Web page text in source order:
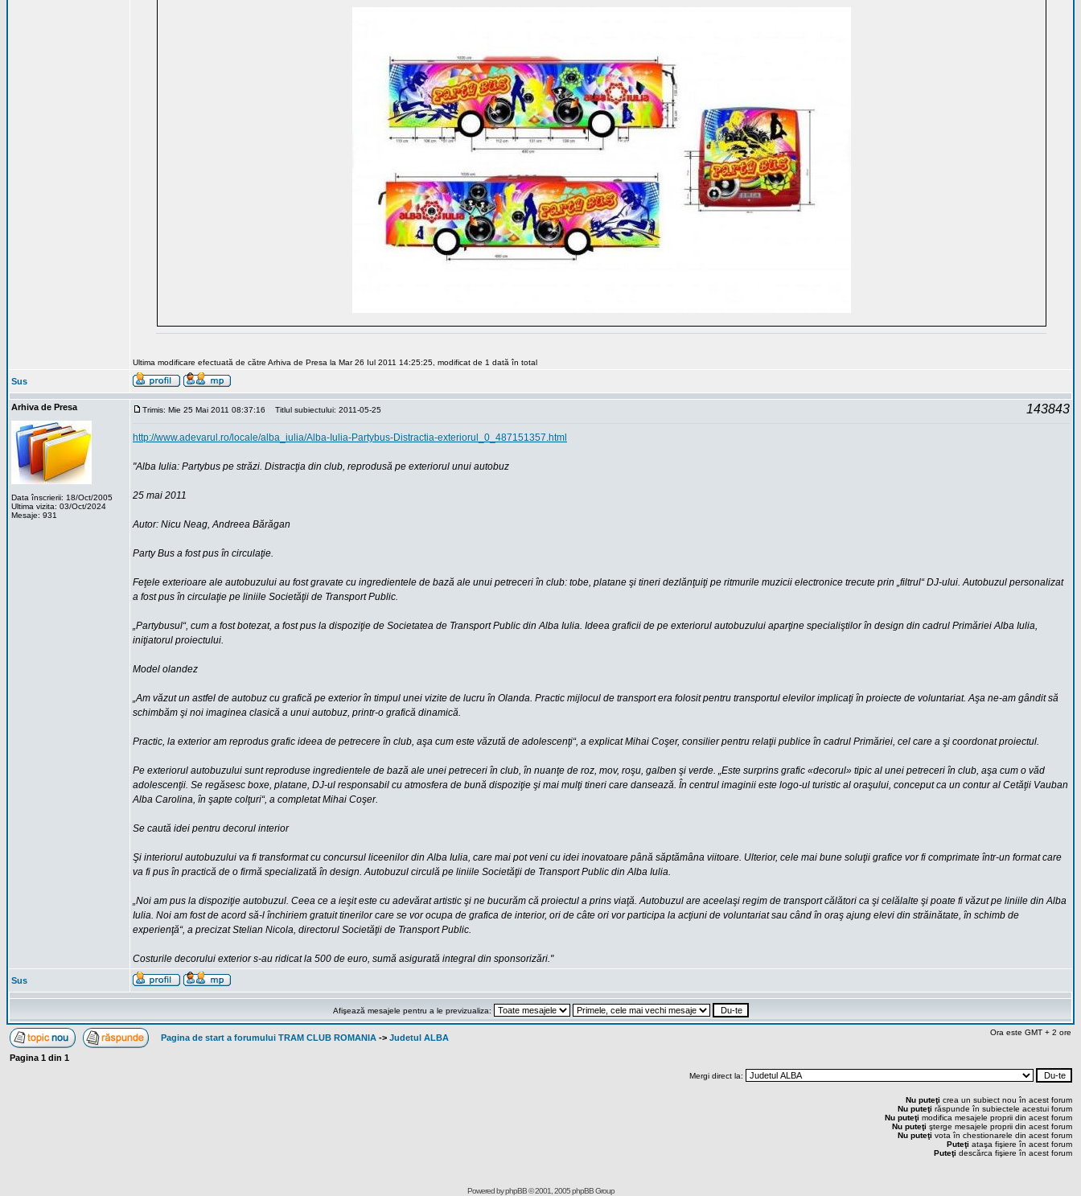
Ultima modificare efectuată de către Arhiva de Presa la Mar 26 Iul 2011 14:25:25, modificat de 1 dată în total
Sus
Arhiva de Presa
Data înscrierii: 18/Oct/2005
Ultima vizita: 03/Oct/2024
Mesaje: 931
Trimis: Mie 25 Mai 2011 08:37:16 Titlul subiectului: 2011-05-25 143843
http://www.adevarul.ro/locale/alba_iulia/Alba-Iulia-Partybus-Distractia-exteriorul_0_487151357.html
"Alba Iulia: Partybus pe străzi. Distracţia din club, reprodusă pe exteriorul unui autobuz
25 mai 2011
Autor: Nicu Neag, Andreea Bărăgan
Party Bus a fost pus în circulaţie.
Feţele exterioare ale autobuzului au fost gravate cu ingredientele de bază ale unui petreceri în club: tobe, platane şi tineri dezlănţuiţi pe ritmurile muzicii electronice trecute prin „filtrul“ DJ-ului. Autobuzul personalizat
a fost pus în circulaţie pe liniile Societăţii de Transport Public.
„Partybusul“, cum a fost botezat, a fost pus la dispoziţie de Societatea de Transport Public din Alba Iulia. Ideea graficii de pe exteriorul autobuzului aparţine specialiştilor în design din cadrul Primăriei Alba Iulia,
iniţiatorul proiectului.
Model olandez
„Am văzut un astfel de autobuz cu grafică pe exterior în timpul unei vizite de lucru în Olanda. Practic mijlocul de transport era folosit pentru transportul elevilor implicaţi în proiecte de voluntariat. Aşa ne-am gândit să
schimbăm şi noi imaginea clasică a unui autobuz, printr-o grafică dinamică.
Practic, la exterior am reprodus grafic ideea de petrecere în club, aşa cum este văzută de adolescenţi“, a explicat Mihai Coşer, consilier pentru relaţii publice în cadrul Primăriei, cel care a şi coordonat proiectul.
Pe exteriorul autobuzului sunt reproduse ingredientele de bază ale unei petreceri în club, în nuanţe de roz, mov, roşu, galben şi verde. „Este surprins grafic «decorul» tipic al unei petreceri în club, aşa cum o văd
adolescenţii. Se regăsesc boxe, platane, DJ-ul responsabil cu atmosfera de bună dispoziţie şi mai mulţi tineri care dansează. În centrul imaginii este logo-ul turistic al oraşului, conceput ca un contur al Cetăţii Vauban
Alba Carolina, în şapte colţuri“, a completat Mihai Coşer.
Se caută idei pentru decorul interior
Şi interiorul autobuzului va fi transformat cu concursul liceenilor din Alba Iulia, care mai pot veni cu idei inovatoare până săptămâna viitoare. Ulterior, cele mai bune soluţii grafice vor fi comprimate într-un format care
va fi pus în practică de o firmă specializată în design. Autobuzul circulă pe liniile Societăţii de Transport Public din Alba Iulia.
„Noi am pus la dispoziţie autobuzul. Ceea ce a ieşit este cu adevărat artistic şi ne bucurăm că proiectul a prins viaţă. Autobuzul are aceelaşi regim de transport călători ca şi celălalte şi poate fi văzut pe liniile din Alba
Iulia. Noi am fost de acord să-l închiriem gratuit tinerilor care se vor ocupa de grafica de interior, ori de câte ori vor participa la acţiuni de voluntariat sau când în oraş ajung elevi din străinătate, în schimb de
experienţă“, a precizat Stelian Nicola, directorul Societăţii de Transport Public.
Costurile decorului exterior s-au ridicat la 500 de euro, sumă asigurată integral din sponsorizări."
Sus
Afişează mesajele pentru a le previzualiza:
Pagina de start a forumului TRAM CLUB ROMANIA -> Judetul ALBA
Ora este GMT + 2 ore
Pagina 1 din 1
Mergi direct la:
Nu puteţi crea un subiect nou în acest forum
Nu puteţi răspunde în subiectele acestui forum
Nu puteţi modifica mesajele proprii din acest forum
Nu puteţi şterge mesajele proprii din acest forum
Nu puteţi vota în chestionarele din acest forum
Puteţi ataşa fişiere în acest forum
Puteţi descărca fişiere în acest forum
Powered byphpBB© 2001, 2005 phpBB Group